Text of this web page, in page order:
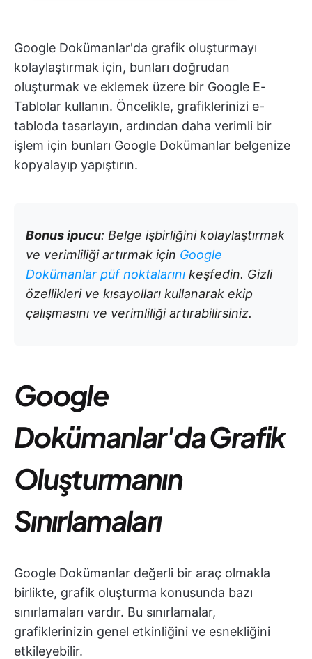
Google Dokümanlar'da grafik oluşturmayı
kolaylaştırmak için, bunları doğrudan
oluşturmak ve eklemek üzere bir Google E-
Tablolar kullanın. Öncelikle, grafiklerinizi e-
tabloda tasarlayın, ardından daha verimli bir
işlem için bunları Google Dokümanlar belgenize
kopyalayıp yapıştırın.
Bonus ipucu: Belge işbirliğini kolaylaştırmak
ve verimliliği artırmak için Google
Dokümanlar püf noktalarını keşfedin. Gizli
özellikleri ve kısayolları kullanarak ekip
çalışmasını ve verimliliği artırabilirsiniz.
Google
Dokümanlar'da Grafik
Oluşturmanın
Sınırlamaları
Google Dokümanlar değerli bir araç olmakla
birlikte, grafik oluşturma konusunda bazı
sınırlamaları vardır. Bu sınırlamalar,
grafiklerinizin genel etkinliğini ve esnekliğini
etkileyebilir.